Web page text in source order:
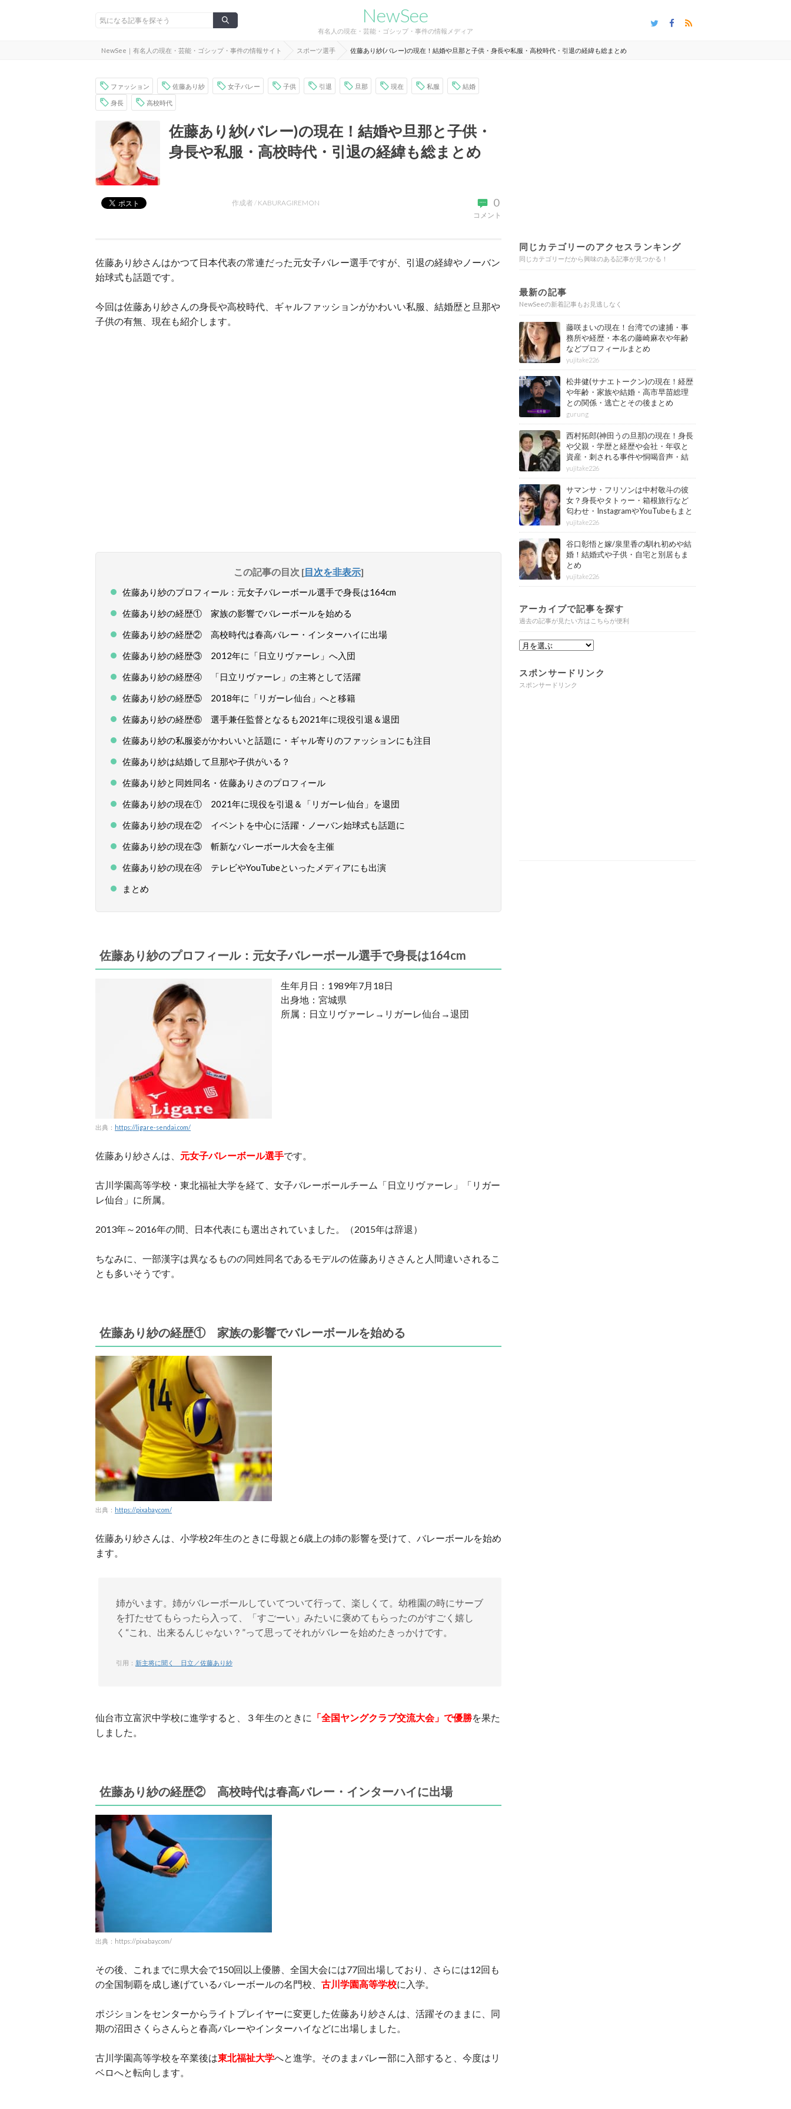
NewSee
有名人の現在・芸能・ゴシップ・事件の情報メディア
NewSee｜有名人の現在・芸能・ゴシップ・事件の情報サイト スポーツ選手 佐藤あり紗(バレー)の現在！結婚や旦那と子供・身長や私服・高校時代・引退の経緯も総まとめ
ファッション 佐藤あり紗 女子バレー 子供 引退 旦那 現在 私服 結婚
身長 高校時代
佐藤あり紗(バレー)の現在！結婚や旦那と子供・
身長や私服・高校時代・引退の経緯も総まとめ
0
コメント
作成者 / KABURAGIREMON
佐藤あり紗さんはかつて日本代表の常連だった元女子バレー選手ですが、引退の経緯やノーバン
始球式も話題です。
今回は佐藤あり紗さんの身長や高校時代、ギャルファッションがかわいい私服、結婚歴と旦那や
子供の有無、現在も紹介します。
この記事の目次 [目次を非表示]
佐藤あり紗のプロフィール：元女子バレーボール選手で身長は164cm
佐藤あり紗の経歴① 家族の影響でバレーボールを始める
佐藤あり紗の経歴② 高校時代は春高バレー・インターハイに出場
佐藤あり紗の経歴③ 2012年に「日立リヴァーレ」へ入団
佐藤あり紗の経歴④ 「日立リヴァーレ」の主将として活躍
佐藤あり紗の経歴⑤ 2018年に「リガーレ仙台」へと移籍
佐藤あり紗の経歴⑥ 選手兼任監督となるも2021年に現役引退＆退団
佐藤あり紗の私服姿がかわいいと話題に・ギャル寄りのファッションにも注目
佐藤あり紗は結婚して旦那や子供がいる？
佐藤あり紗と同姓同名・佐藤ありさのプロフィール
佐藤あり紗の現在① 2021年に現役を引退＆「リガーレ仙台」を退団
佐藤あり紗の現在② イベントを中心に活躍・ノーバン始球式も話題に
佐藤あり紗の現在③ 斬新なバレーボール大会を主催
佐藤あり紗の現在④ テレビやYouTubeといったメディアにも出演
まとめ
佐藤あり紗のプロフィール：元女子バレーボール選手で身長は164cm
生年月日：1989年7月18日
出身地：宮城県
所属：日立リヴァーレ→リガーレ仙台→退団
出典： https://ligare-sendai.com/
佐藤あり紗さんは、 元女子バレーボール選手です。
古川学園高等学校・東北福祉大学を経て、女子バレーボールチーム「日立リヴァーレ」「リガー
レ仙台」に所属。
2013年～2016年の間、日本代表にも選出されていました。（2015年は辞退）
ちなみに、一部漢字は異なるものの同姓同名であるモデルの佐藤ありささんと人間違いされるこ
とも多いそうです。
佐藤あり紗の経歴① 家族の影響でバレーボールを始める
出典： https://pixabay.com/
佐藤あり紗さんは、小学校2年生のときに母親と6歳上の姉の影響を受けて、バレーボールを始め
ます。
姉がいます。姉がバレーボールしていてついて行って、楽しくて。幼稚園の時にサーブ
を打たせてもらったら入って、「すごーい」みたいに褒めてもらったのがすごく嬉し
く“これ、出来るんじゃない？”って思ってそれがバレーを始めたきっかけです。
引用： 新主将に聞く 日立／佐藤あり紗
仙台市立富沢中学校に進学すると、３年生のときに 「全国ヤングクラブ交流大会」で優勝を果た
しました。
佐藤あり紗の経歴② 高校時代は春高バレー・インターハイに出場
出典：https://pixabay.com/
その後、これまでに県大会で150回以上優勝、全国大会には77回出場しており、さらには12回も
の全国制覇を成し遂げているバレーボールの名門校、 古川学園高等学校に入学。
ポジションをセンターからライトプレイヤーに変更した佐藤あり紗さんは、活躍そのままに、同
期の沼田さくらさんらと春高バレーやインターハイなどに出場しました。
古川学園高等学校を卒業後は東北福祉大学へと進学。そのままバレー部に入部すると、今度はリ
ベロへと転向します。
同じカテゴリーのアクセスランキング
同じカテゴリーだから興味のある記事が見つかる！
最新の記事
NewSeeの新着記事もお見逃しなく
藤咲まいの現在！台湾での逮捕・事
務所や経歴・本名の藤崎麻衣や年齢
などプロフィールまとめ
yujitake226
松井健(サナエトークン)の現在！経歴
や年齢・家族や結婚・高市早苗総理
との関係・逃亡とその後まとめ
gurung
西村拓郎(神田うの旦那)の現在！身長
や父親・学歴と経歴や会社・年収と
資産・刺される事件や恫喝音声・結
婚と子供や自宅・脳梗塞の病気もま
とめ
yujitake226
サマンサ・フリソンは中村敬斗の彼
女？身長やタトゥー・箱根旅行など
匂わせ・InstagramやYouTubeもまと
め
yujitake226
谷口彰悟と嫁/泉里香の馴れ初めや結
婚！結婚式や子供・自宅と別居もま
とめ
yujitake226
アーカイブで記事を探す
過去の記事が見たい方はこちらが便利
スポンサードリンク
スポンサードリンク